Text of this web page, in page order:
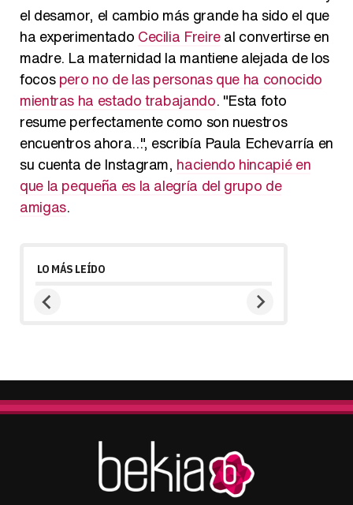
el desamor, el cambio más grande ha sido el que
ha experimentado Cecilia Freireal convertirse en
madre. La maternidad la mantiene alejada de los
focospero no de las personas que ha conocido
mientras ha estado trabajando. "Esta foto
resume perfectamente como son nuestros
encuentros ahora...", escribía Paula Echevarría en
su cuenta de Instagram, haciendo hincapié en
que la pequeña es la alegría del grupo de
amigas.
LO MÁS LEÍDO